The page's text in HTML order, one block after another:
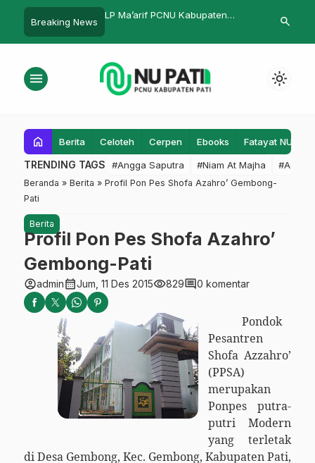
Breaking News
LP Ma’arif PCNU Kabupaten
Magelang Dorong Peningkatan
Kualitas Pendidikan dan Literasi
PAC IPNU IPPNU Trangkil
search
menu light_mode
home Berita Celoteh Cerpen Ebooks Fatayat NU
TRENDING TAGS #Angga Saputra #Niam At Majha #Admin
Beranda » Berita » Profil Pon Pes Shofa Azahro’ Gembong-
Pati
Berita
Profil Pon Pes Shofa Azahro’
Gembong-Pati
account_circleadmincalendar_monthJum, 11 Des 2015visibility829comment0 komentar
Pondok
Pesantren
Shofa Azzahro’
(PPSA)
merupakan
Ponpes putra-
putri Modern
yang terletak
di Desa Gembong, Kec. Gembong, Kabupaten Pati,